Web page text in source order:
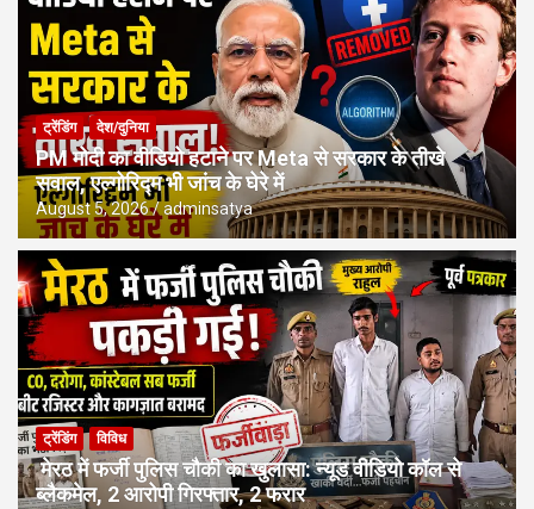
ट्रेंडिंग देश/दुनिया
PM मोदी का वीडियो हटाने पर Meta से सरकार के तीखे
सवाल, एल्गोरिद्म भी जांच के घेरे में
August 5, 2026 adminsatya
ट्रेंडिंग विविध
मेरठ में फर्जी पुलिस चौकी का खुलासा: न्यूड वीडियो कॉल से
ब्लैकमेल, 2 आरोपी गिरफ्तार, 2 फरार